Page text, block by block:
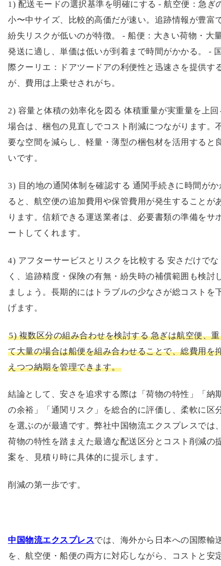
1) 配送モードの選択基準を明確にする - 航空便：急ぎ
小〜中サイズ、比較的高価だが速い。追跡情報が豊富
紛失リスクが低いのが特徴。 - 船便：大きい荷物・大
発送に適し、単価は低いが到着まで時間がかかる。 -
際クーリエ：ドアツードアの利便性と迅速さを提供す
が、費用は上乗せされがち。
2) 容量と体積の効率化を図る 体積重量が実重量を上回
場合は、梱包の見直しでコスト削減につながります。
要な空間を減らし、軽量・薄型の梱包材を活用すると
いです。
3) 目的地の通関体制を確認する 通関手続きに時間がか
ると、航空便の追加費用や保管費用が発生することが
ります。信頼できる運送業者は、必要書類の準備をサ
ートしてくれます。
4) アフターサービスとリスクを比較する 安さだけでな
く、追跡精度・保険の有無・紛失時の補償範囲も検討
ましょう。長期的にはトラブルの少なさが総コストを
げます。
5) 複数区分の組み合わせを検討する 急ぎは航空便、
て大量の場合は船便を組み合わせることで、総費用を
えつつ納期を管理できます。
結論として、安さを追求する際は「荷物の特性」「納
の余裕」「通関リスク」を総合的に評価し、柔軟に区
を選ぶのが最適です。弊社中国物流エクスプレスでは
荷物の特性を踏まえた最適な配送区分とコスト削減の
案を、見積り時に具体的に提示します。
削減の第一歩です。
中国物流エクスプレスでは、海外から日本への国際輸
を、航空便・船便の両方に対応しながら、コストと安